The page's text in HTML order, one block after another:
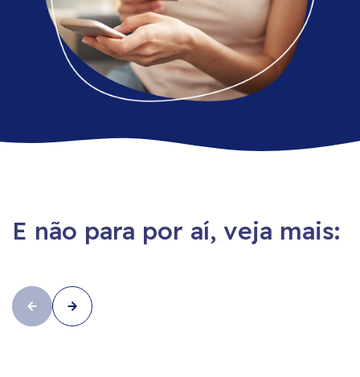
E não para por aí, veja mais: